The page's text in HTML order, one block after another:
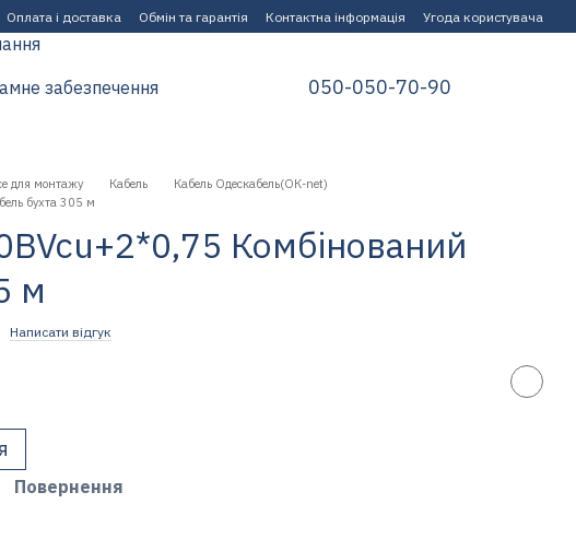
Оплата і доставка Обмін та гарантія Контактна інформація Угода користувача
забезпечення
050-050-70-90
для монтажу Кабель
Кабель Одескабель(ОК-net)
бухта 305 м
Комбінований
м
Написати відгук
Повернення